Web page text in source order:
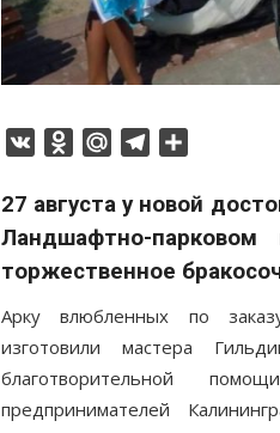
VK Odnoklassniki
Mail.RuTelegram
27 августа у новой
Ландшафтно-
торжественное
Арку влюбленных по
изготовили мастера
благотворительной
предпринимателей